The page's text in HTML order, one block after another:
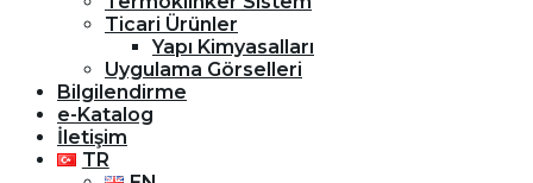
Ticari Ürünler
Yapı Kimyasalları
Uygulama Görselleri
Bilgilendirme
e-Katalog
İletişim
TR